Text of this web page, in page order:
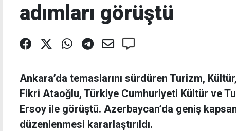
adımları görüştü
Ankara’da temaslarını sürdüren Turizm,
Fikri Ataoğlu, Türkiye Cumhuriyeti Kültür ve
Ersoy ile görüştü. Azerbaycan’da geniş
düzenlenmesi kararlaştırıldı.